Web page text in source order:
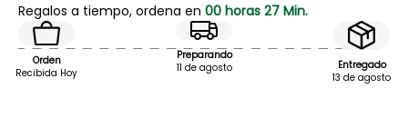
Regalos a tiempo, ordena en 00 horas 27 Min.
Orden
Recibida Hoy
Preparando
11 de agosto
Entregado
13 de agosto